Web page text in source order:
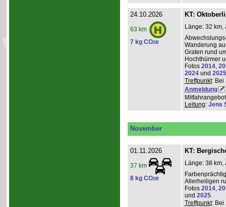
24.10.2026
63 km
7 kg CO2e
KT:
Länge: 32 km,
Wanderung
Graten rund
Hochthürmer
Fotos 2014,
2024und 2025
Treffpunkt: Bei
Anmeldung
Leitung: Jens
November
01.11.2026
37 km
8 kg CO2e
KT:
Länge: 38 km,
Allerheiligen
Fotos 2014,
und 2025.
Treffpunkt: Bei